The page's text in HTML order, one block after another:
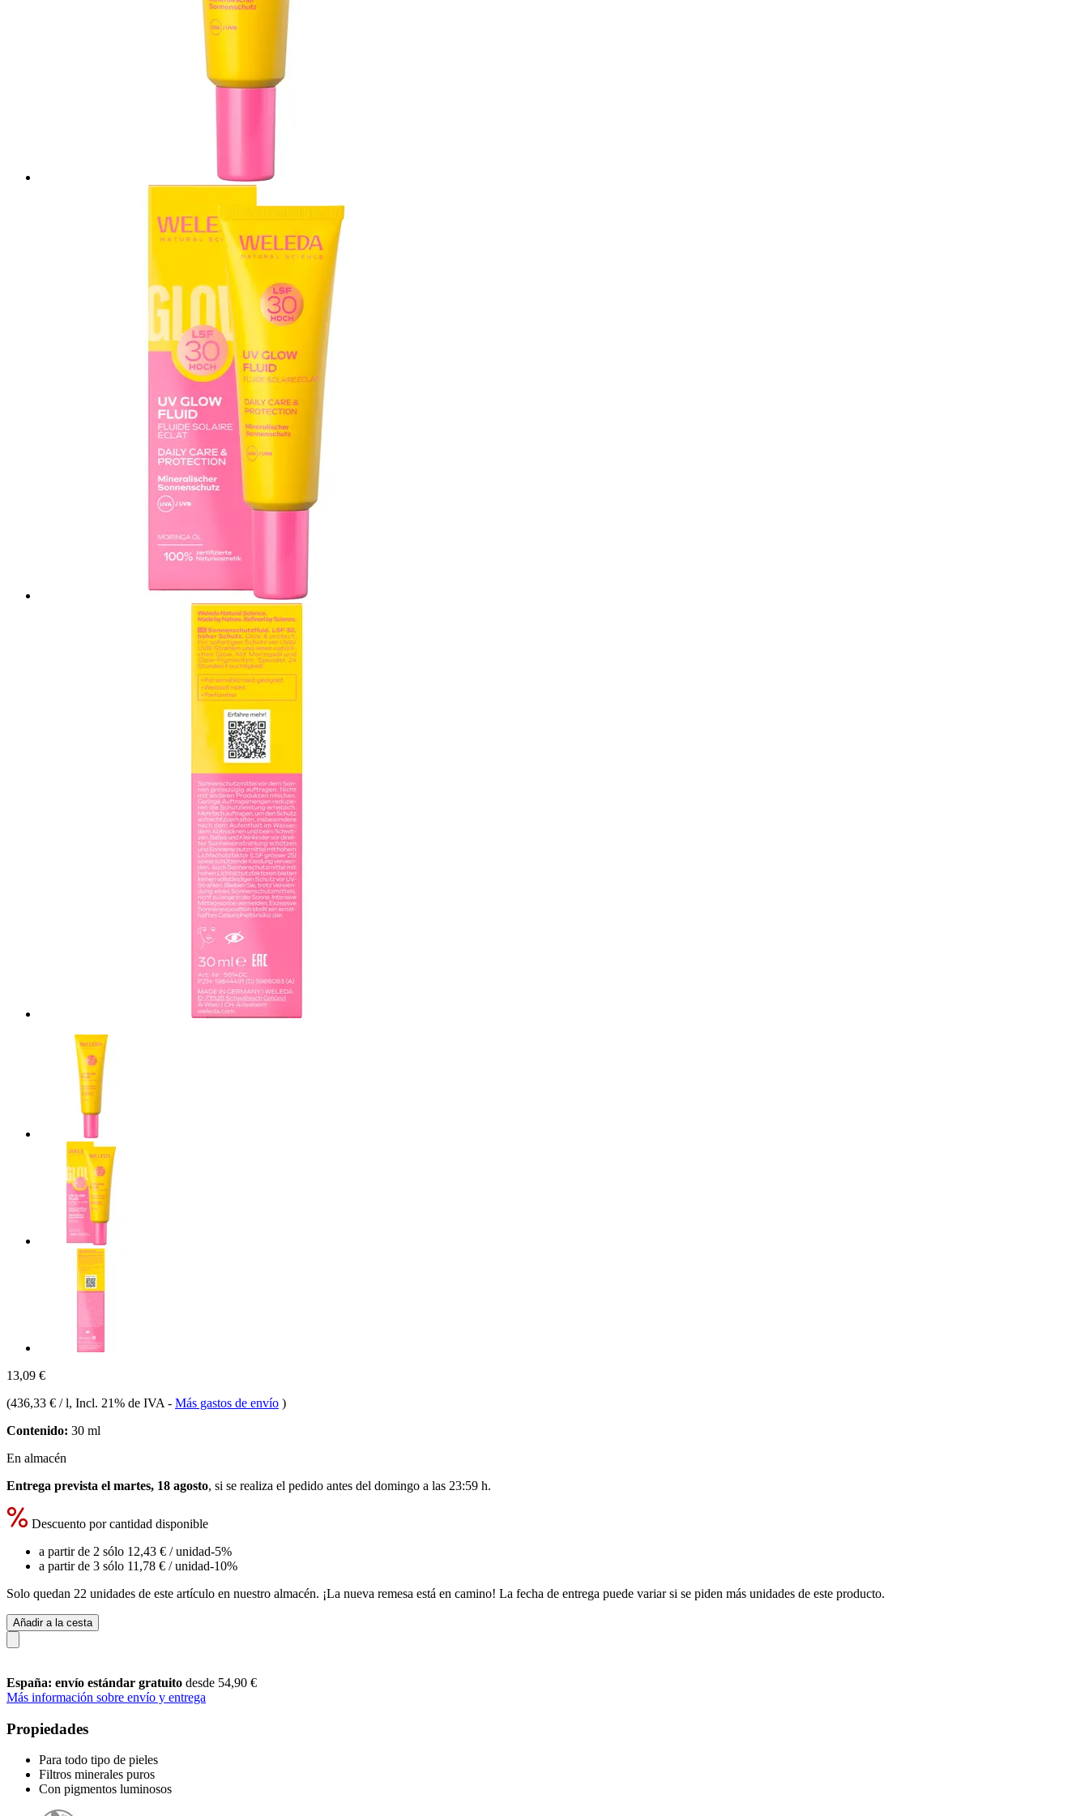
13,09 €
(436,33 € / l, Incl. 21% de IVA - Más gastos de envío )
Contenido: 30 ml
En almacén
Entrega prevista el martes, 18 agosto, si se realiza el pedido antes del domingo a las 23:59 h.
Descuento por cantidad disponible
a partir de 2 sólo 12,43 € / unidad-5%
a partir de 3 sólo 11,78 € / unidad-10%
Solo quedan 22 unidades de este artículo en nuestro almacén. ¡La nueva remesa está en camino! La fecha de entrega puede variar si se piden más unidades de este producto.
Añadir a la cesta
España: envío estándar gratuito desde 54,90 €
Más información sobre envío y entrega
Propiedades
Para todo tipo de pieles
Filtros minerales puros
Con pigmentos luminosos